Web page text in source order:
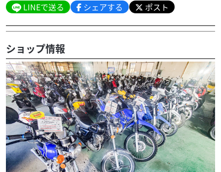
LINEで送る シェアする ポスト
ショップ情報